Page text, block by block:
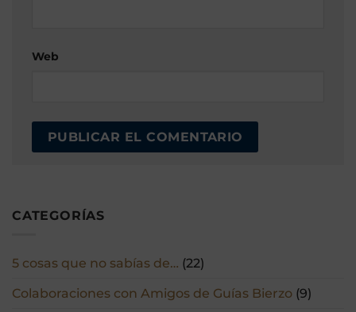
Web
CATEGORÍAS
5 cosas que no sabías de… (22)
Colaboraciones con Amigos de Guías Bierzo (9)